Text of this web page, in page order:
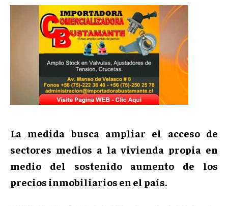
La medida busca ampliar el acceso de
sectores medios a la vivienda propia en
medio del sostenido aumento de los
precios inmobiliarios en el país.